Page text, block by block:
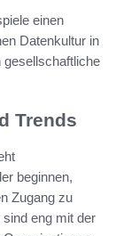
einen
Datenkultur in
gesellschaftliche
Trends
beginnen,
Zugang zu
eng mit der